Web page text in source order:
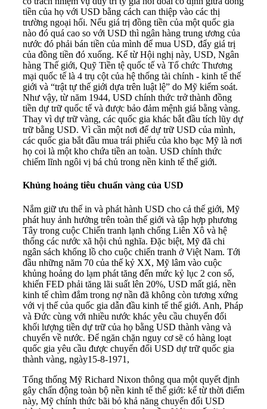
tiền của họ với USD bằng cách can thiệp vào các thị
trường ngoại hối. Nếu giá trị đồng tiền của một quốc gia
nào đó quá cao so với USD thì ngân hàng trung ương của
nước đó phải bán tiền của mình để mua USD, đẩy giá trị
của đồng tiền đó xuống. Kể từ Hội nghị này, USD, Ngân
hàng Thế giới, Quỹ Tiền tệ quốc tế và Tổ chức Thương
mại quốc tế là 4 trụ cột của hệ thống tài chính - kinh tế thế
giới và “trật tự thế giới dựa trên luật lệ” do Mỹ kiểm soát.
Như vậy, từ năm 1944, USD chính thức trở thành đồng
tiền dự trữ quốc tế và được bảo đảm mệnh giá bằng vàng.
Thay vì dự trữ vàng, các quốc gia khác bắt đầu tích lũy dự
trữ bằng USD. Vì cần một nơi để dự trữ USD của mình,
các quốc gia bắt đầu mua trái phiếu của kho bạc Mỹ là nơi
họ coi là một kho chứa tiền an toàn. USD chính thức
chiếm lĩnh ngôi vị bá chủ trong nền kinh tế thế giới.
Khủng hoảng tiêu chuẩn vàng của USD
Nắm giữ ưu thế in và phát hành USD cho cả thế giới, Mỹ
phát huy ảnh hưởng trên toàn thế giới và tập hợp phương
Tây trong cuộc Chiến tranh lạnh chống Liên Xô và hệ
thống các nước xã hội chủ nghĩa. Đặc biệt, Mỹ đã chi
ngân sách khổng lồ cho cuộc chiến tranh ở Việt Nam. Tới
đầu những năm 70 của thế kỷ XX, Mỹ lâm vào cuộc
khủng hoảng do lạm phát tăng đến mức kỷ lục 2 con số,
khiến FED phải tăng lãi suất lên 20%, USD mất giá, nền
kinh tế chìm đắm trong nợ nần đã không còn tương xứng
với vị thế của quốc gia dẫn đầu kinh tế thế giới. Anh, Pháp
và Đức cùng với nhiều nước khác yêu cầu chuyển đổi
khối lượng tiền dự trữ của họ bằng USD thành vàng và
chuyển về nước. Để ngăn chặn nguy cơ sẽ có hàng loạt
quốc gia yêu cầu được chuyển đổi USD dự trữ quốc gia
thành vàng, ngày15-8-1971,
Tổng thống Mỹ Richard Nixon thông qua một quyết định
gây chấn động toàn bộ nền kinh tế thế giới: kể từ thời điểm
này, Mỹ chính thức bãi bỏ khả năng chuyển đổi USD